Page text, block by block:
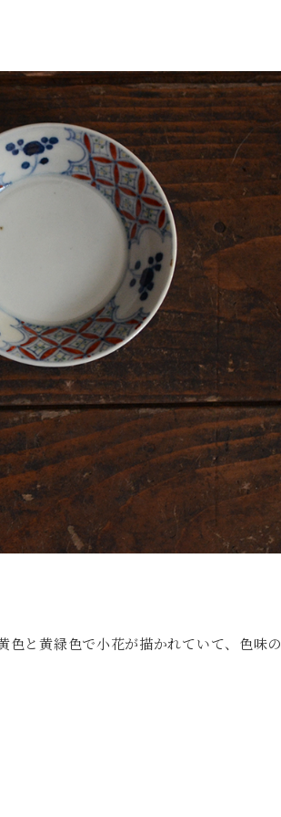
と黄緑色で小花が描かれていて、色味の